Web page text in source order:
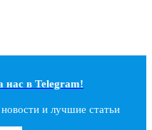
в Telegram!
и лучшие статьи